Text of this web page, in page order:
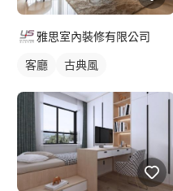
雅思室內裝修有限公司
客廳 古典風